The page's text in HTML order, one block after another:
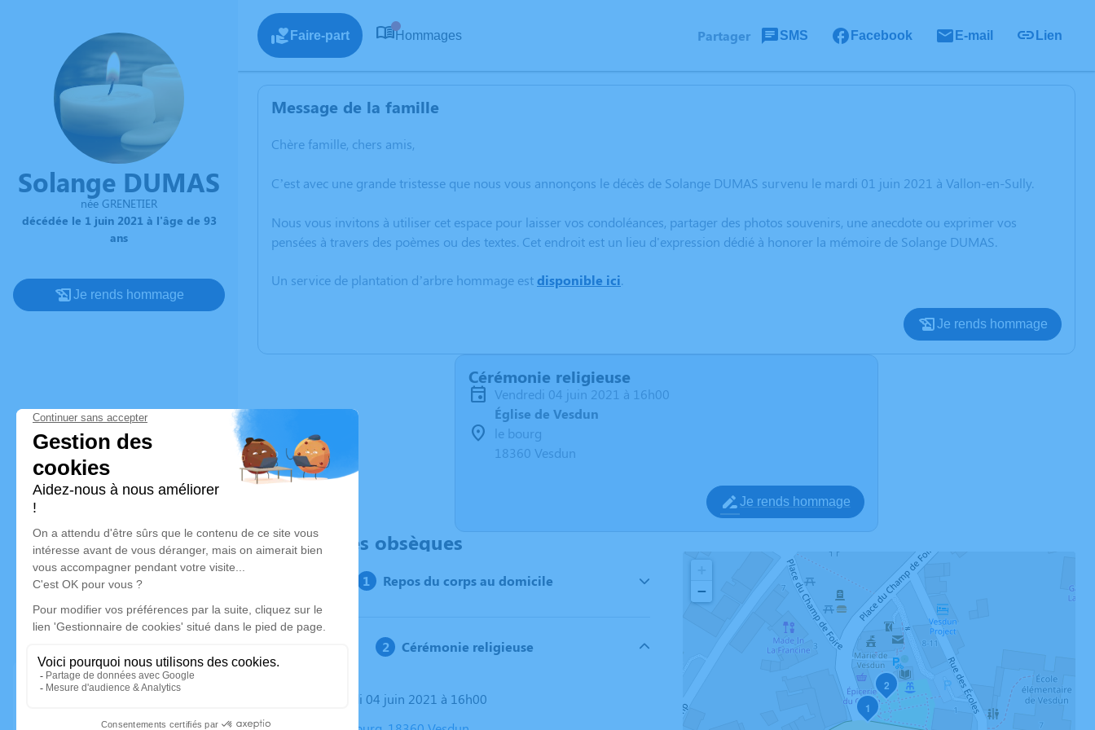
Solange DUMAS
née GRENETIER
décédée le 1 juin 2021 à l'âge de 93
ans
Je rends hommage
Faire-part Hommages Partager SMS Facebook E-mail Lien
Message de la famille
Chère famille, chers amis,
C’est avec une grande tristesse que nous vous annonçons le décès de Solange DUMAS survenu le mardi 01 juin 2021 à Vallon-en-Sully.
Nous vous invitons à utiliser cet espace pour laisser vos condoléances, partager des photos souvenirs, une anecdote ou exprimer vos
pensées à travers des poèmes ou des textes. Cet endroit est un lieu d'expression dédié à honorer la mémoire de Solange DUMAS.
Un service de plantation d’arbre hommage estdisponible ici.
Je rends hommage
Cérémonie religieuse
vendredi 04 juin 2021 à 16h00
Église de Vesdun
le bourg
18360 Vesdun
Je rends hommage
Déroulé des obsèques
Repos du corps au domicile
Cérémonie religieuse
Le vendredi 04 juin 2021 à 16h00
1
2
−